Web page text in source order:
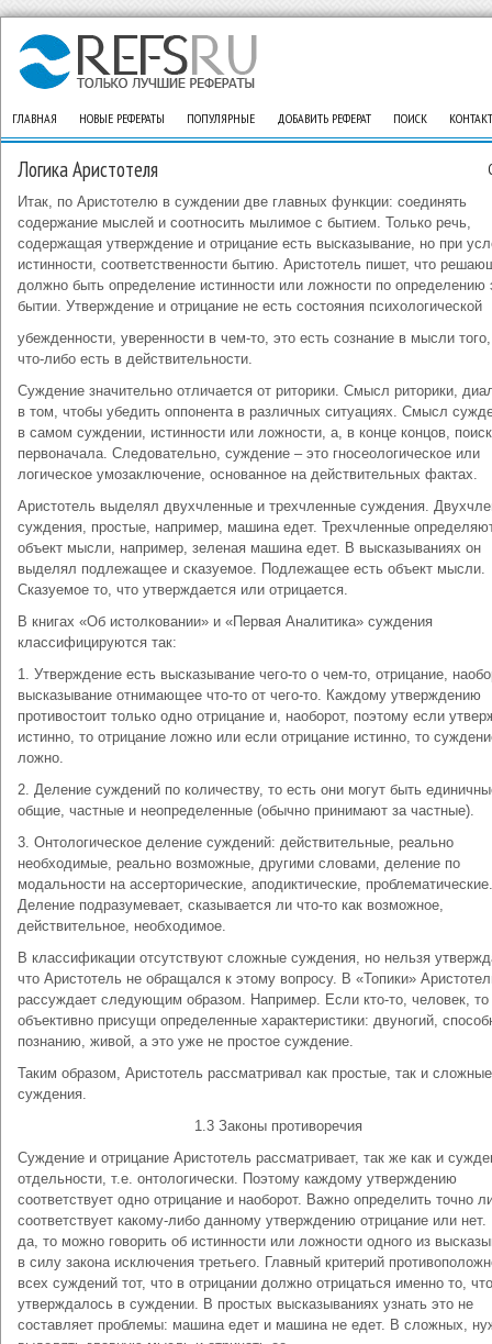
ГЛАВНАЯ НОВЫЕ РЕФЕРАТЫ ПОПУЛЯРНЫЕ ДОБАВИТЬ РЕФЕРАТ ПОИСК
Логика Аристотеля
Итак, по Аристотелю в суждении две главных функции: соединять
содержание мыслей и соотносить мылимое с бытием. Только речь,
содержащая утверждение и отрицание есть высказывание, но при
истинности, соответственности бытию. Аристотель пишет, что
должно быть определение истинности или ложности по определению
бытии. Утверждение и отрицание не есть состояния психологической
убежденности, уверенности в чем-то, это есть сознание в мысли
что-либо есть в действительности.
Суждение значительно отличается от риторики. Смысл риторики,
в том, чтобы убедить оппонента в различных ситуациях. Смысл
в самом суждении, истинности или ложности, а, в конце концов,
первоначала. Следовательно, суждение – это гносеологическое или
логическое умозаключение, основанное на действительных фактах.
Аристотель выделял двухчленные и трехчленные суждения.
суждения, простые, например, машина едет. Трехчленные
объект мысли, например, зеленая машина едет. В высказываниях он
выделял подлежащее и сказуемое. Подлежащее есть объект мысли.
Сказуемое то, что утверждается или отрицается.
В книгах «Об истолковании» и «Первая Аналитика» суждения
классифицируются так:
1. Утверждение есть высказывание чего-то о чем-то, отрицание,
высказывание отнимающее что-то от чего-то. Каждому утверждению
противостоит только одно отрицание и, наоборот, поэтому если
истинно, то отрицание ложно или если отрицание истинно, то
ложно.
2. Деление суждений по количеству, то есть они могут быть
общие, частные и неопределенные (обычно принимают за частные).
3. Онтологическое деление суждений: действительные, реально
необходимые, реально возможные, другими словами, деление по
модальности на ассерторические, аподиктические, проблематические.
Деление подразумевает, сказывается ли что-то как возможное,
действительное, необходимое.
В классификации отсутствуют сложные суждения, но нельзя
что Аристотель не обращался к этому вопросу. В «Топики»
рассуждает следующим образом. Например. Если кто-то, человек,
объективно присущи определенные характеристики: двуногий,
познанию, живой, а это уже не простое суждение.
Таким образом, Аристотель рассматривал как простые, так и сложные
суждения.
1.3 Законы противоречия
Суждение и отрицание Аристотель рассматривает, так же как и
отдельности, т.е. онтологически. Поэтому каждому утверждению
соответствует одно отрицание и наоборот. Важно определить точно
соответствует какому-либо данному утверждению отрицание или
да, то можно говорить об истинности или ложности одного из
в силу закона исключения третьего. Главный критерий
всех суждений тот, что в отрицании должно отрицаться именно то, что
утверждалось в суждении. В простых высказываниях узнать это не
составляет проблемы: машина едет и машина не едет. В сложных,